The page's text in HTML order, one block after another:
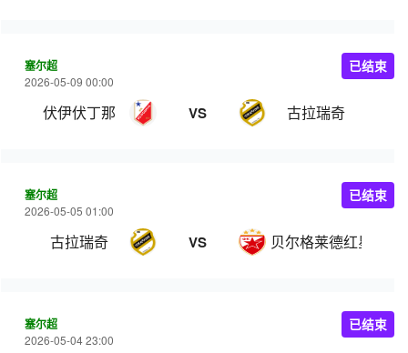
塞尔超
2026-05-09 00:00
伏伊伏丁那 VS 古拉瑞奇
已结束
塞尔超
2026-05-05 01:00
古拉瑞奇 VS 贝尔格莱德红星
已结束
塞尔超
2026-05-04 23:00
已结束